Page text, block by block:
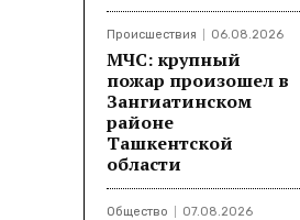
Происшествия 06.08.2026
МЧС: крупный
пожар произошел в
Зангиатинском
районе
Ташкентской
области
Общество 07.08.2026